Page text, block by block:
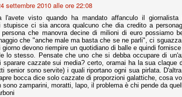
settembre 2010 alle ore 22:08
l'avete visto quando ha mandato affanculo il
stupisce ci sia ancora qualcuno che dia credito a
che manovra decine di milioni di euro possiamo
che "anche male ma basta che se ne parli", ci
devono riempire un quotidiano di balle e quindi
lo stesso. Pensate che uno che si debba occupare di
sparare cazzate sui media? certo, oramai ha la sua
senior sono servite) i quali riportano ogni sua pirlata.
bocca dice solo cazzate di proporzioni galattiche, cosa
sono zamparini, moratti, lapo, il problema è chi pende da
italiana, diventando così la squadra più titolata in
il Milan (a meno di classifiche e tabelle "galliane"), fermo a
i bianconeri a trovare una certa unità dopo le prime
non è una barzelletta. O forse sì, fate voi, ma non fa
non è una storiaccia legata alla ex Jugoslavia. Dicevamo
età (29 anni), e sono fisicamente simili, entrambi grandi e
europee, e tutti e due sono appena arrivati a giocare in Italia. Il